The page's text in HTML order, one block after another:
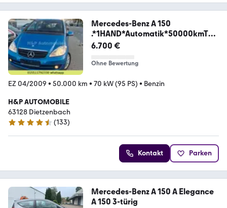
Mercedes-Benz A 150
.*1HAND*Automatik*50000kmTÜV
NEU
6.700 €
Ohne Bewertung
EZ 04/2009 • 50.000 km • 70 kW (95 PS) • Benzin
H&P AUTOMOBILE
63128 Dietzenbach
4.6 Sterne
(133)
Kontakt Parken
Mercedes-Benz A 150 A Elegance
A 150 3-türig